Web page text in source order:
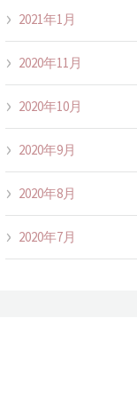
2021年1月
2020年11月
2020年10月
2020年9月
2020年8月
2020年7月